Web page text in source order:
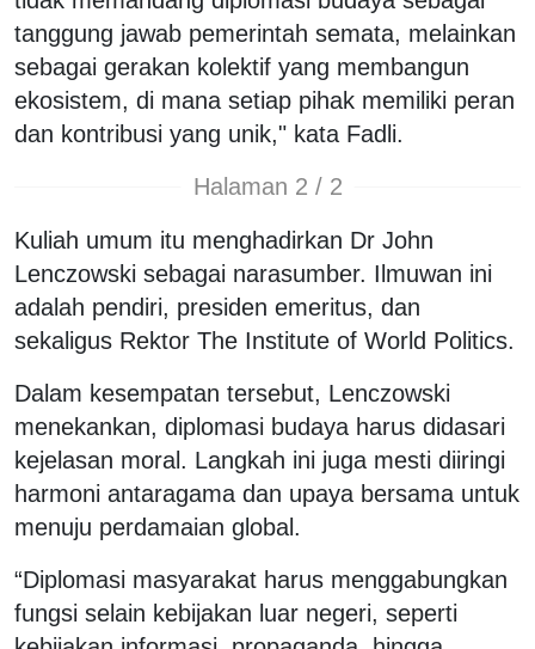
tanggung jawab pemerintah semata, melainkan
sebagai gerakan kolektif yang membangun
ekosistem, di mana setiap pihak memiliki peran
dan kontribusi yang unik," kata Fadli.
Halaman 2 / 2
Kuliah umum itu menghadirkan Dr John
Lenczowski sebagai narasumber. Ilmuwan ini
adalah pendiri, presiden emeritus, dan
sekaligus Rektor The Institute of World Politics.
Dalam kesempatan tersebut, Lenczowski
menekankan, diplomasi budaya harus didasari
kejelasan moral. Langkah ini juga mesti diiringi
harmoni antaragama dan upaya bersama untuk
menuju perdamaian global.
“Diplomasi masyarakat harus menggabungkan
fungsi selain kebijakan luar negeri, seperti